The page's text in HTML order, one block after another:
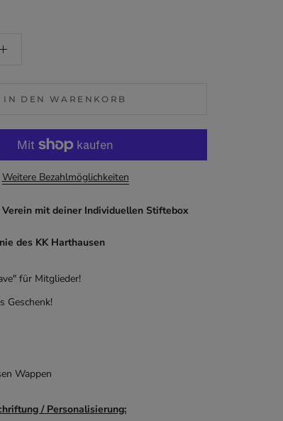
IN DEN WARENKORB
Weitere Bezahlmöglichkeiten
mit deiner Individuellen Stiftebox
des KK Harthausen
für Mitglieder!
Geschenk!
Wappen
/ Personalisierung: